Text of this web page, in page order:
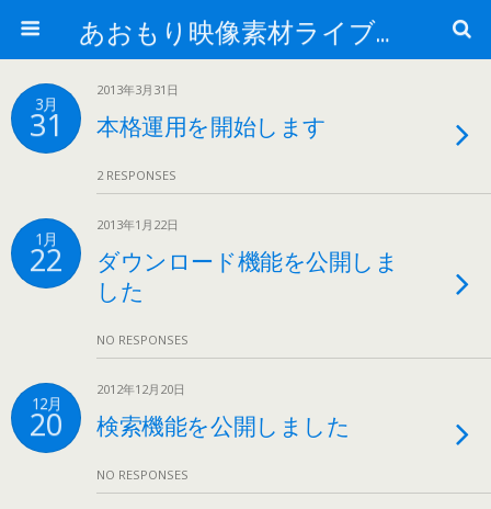
あおもり映像素材ライブラリー
3月
31
2013年3月31日
本格運用を開始します
2 RESPONSES
1月
22
2013年1月22日
ダウンロード機能を公開しま
した
NO RESPONSES
12月
20
2012年12月20日
検索機能を公開しました
NO RESPONSES